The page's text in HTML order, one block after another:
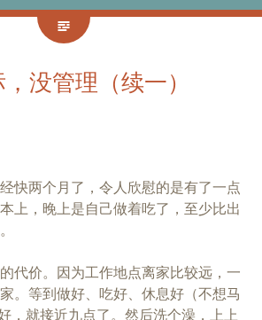
没管理（续一）
快两个月了，令人欣慰的是有了一点
，晚上是自己做着吃了，至少比出
代价。因为工作地点离家比较远，一
。等到做好、吃好、休息好（不想马
，就接近九点了。然后洗个澡，上上